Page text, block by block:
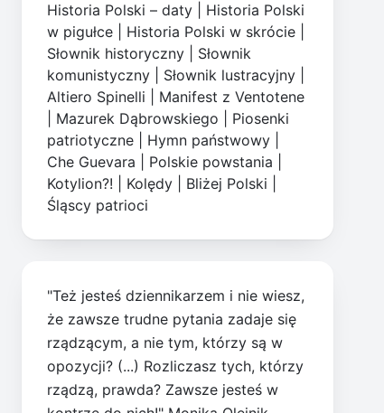
Historia Polski – daty
Historia Polski
w pigułce
Historia Polski w skrócie
Słownik historyczny
Słownik
komunistyczny
Słownik lustracyjny
Altiero Spinelli
Manifest z Ventotene
Mazurek Dąbrowskiego
Piosenki
patriotyczne
Hymn państwowy
Che Guevara
Polskie powstania
Kotylion?!
Kolędy Bliżej Polski
Śląscy patrioci
"Też jesteś dziennikarzem i nie wiesz,
że zawsze trudne pytania zadaje się
rządzącym, a nie tym, którzy są w
opozycji? (...) Rozliczasz tych, którzy
rządzą, prawda? Zawsze jesteś w